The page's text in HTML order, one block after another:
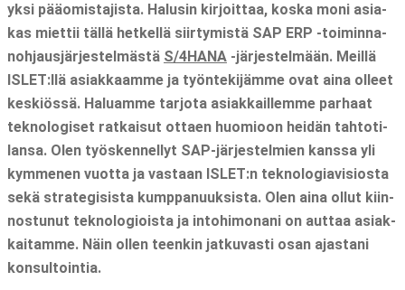
yksi pää­omis­ta­jis­ta. Halusin kir­joit­taa, kos­ka moni asia­
kas miet­tii täl­lä het­kel­lä siir­ty­mis­tä SAP ERP ‑toi­min­na­
noh­jaus­jär­jes­tel­mäs­tä S/4HANA ‑jär­jes­tel­mään. Meil­lä
ISLET:llä asiak­kaam­me ja työn­te­ki­jäm­me ovat aina olleet
kes­kiös­sä. Haluam­me tar­jo­ta asiak­kail­lem­me par­haat
tek­no­lo­gi­set rat­kai­sut ottaen huo­mioon hei­dän tah­to­ti­
lan­sa. Olen työs­ken­nel­lyt SAP-jär­jes­tel­mien kans­sa yli
kym­me­nen vuot­ta ja vas­taan ISLET:n tek­no­lo­gia­vi­sios­ta
sekä stra­te­gi­sis­ta kump­pa­nuuk­sis­ta. Olen aina ollut kiin­
nos­tu­nut tek­no­lo­giois­ta ja into­hi­mo­na­ni on aut­taa asiak­
kai­tam­me. Näin ollen teen­kin jat­ku­vas­ti osan ajas­ta­ni
konsultointia.